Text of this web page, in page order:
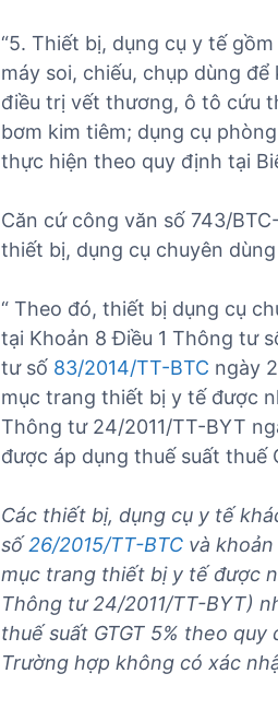
“5. Thiết bị, dụng cụ y tế
máy soi, chiếu, chụp dùng
điều trị vết thương, ô tô cứu
bơm kim tiêm; dụng cụ
thực hiện theo quy định tại
Căn cứ công văn số 743/
thiết bị, dụng cụ chuyên
“ Theo đó, thiết bị dụng cụ
tại Khoản 8 Điều 1 Thông tư
tư số 83/2014/TT-BTC ngày
mục trang thiết bị y tế được
Thông tư 24/2011/TT-BYT
được áp dụng thuế suất thuế
Các thiết bị, dụng cụ y tế
số 26/2015/TT-BTC và
mục trang thiết bị y tế được
Thông tư 24/2011/TT-BYT)
thuế suất GTGT 5% theo
Trường hợp không có xác